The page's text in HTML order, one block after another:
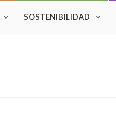
SOSTENIBILIDAD